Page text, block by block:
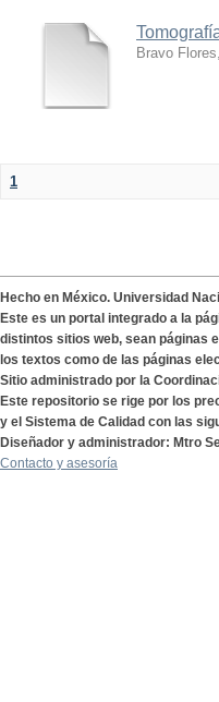
Bravo
1
Hecho en México. Universidad
Este es un portal integrado a la
distintos sitios web, sean páginas
los textos como de las páginas
Sitio administrado por la
Este repositorio se rige por los
y el Sistema de Calidad con las
Diseñador y administrador: Mtro
Contacto y asesoría